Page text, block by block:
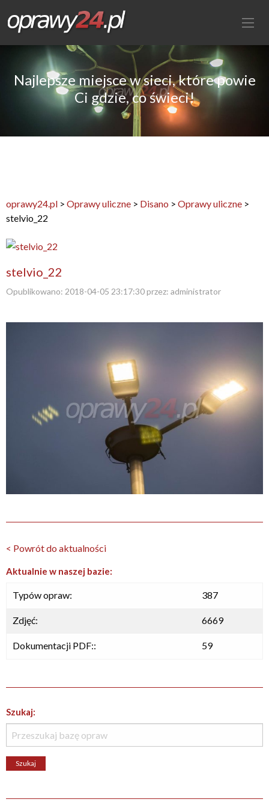
Najlepsze miejsce w sieci, które powie
Ci gdzie, co świeci!
oprawy24.pl > Oprawy uliczne > Disano > Oprawy uliczne >
stelvio_22
stelvio_22
Opublikowano: 2018-04-05 23:17:30przez: administrator
< Powrót do aktualności
Aktualnie w naszej bazie:
Typów opraw: 387
Zdjęć: 6669
Dokumentacji PDF:: 59
Szukaj: